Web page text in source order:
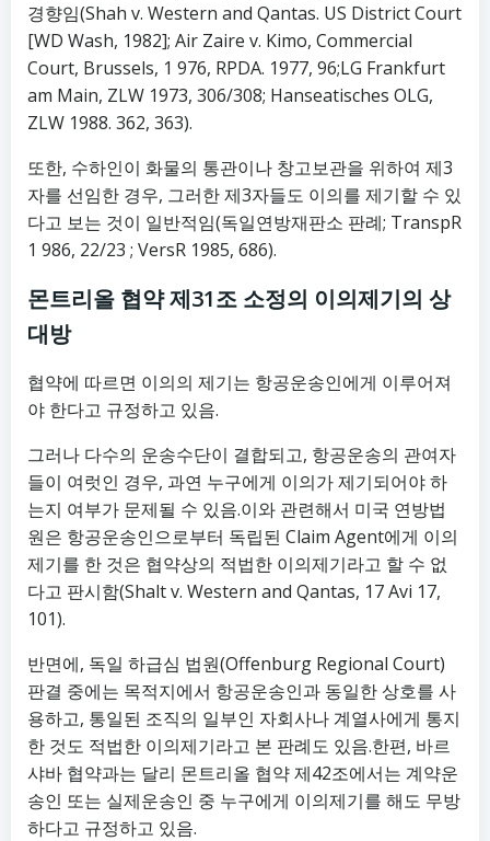
경향임(Shah v. Western and Qantas. US District Court
[WD Wash, 1982]; Air Zaire v. Kimo, Commercial
Court, Brussels, 1 976, RPDA. 1977, 96;LG Frankfurt
am Main, ZLW 1973, 306/308; Hanseatisches OLG,
ZLW 1988. 362, 363).
또한, 수하인이 화물의 통관이나 창고보관을 위하여 제3
자를 선임한 경우, 그러한 제3자들도 이의를 제기할 수 있
다고 보는 것이 일반적임(독일연방재판소 판례; TranspR
1 986, 22/23 ; VersR 1985, 686).
몬트리올 협약 제31조 소정의 이의제기의 상
대방
협약에 따르면 이의의 제기는 항공운송인에게 이루어져
야 한다고 규정하고 있음.
그러나 다수의 운송수단이 결합되고, 항공운송의 관여자
들이 여럿인 경우, 과연 누구에게 이의가 제기되어야 하
는지 여부가 문제될 수 있음.이와 관련해서 미국 연방법
원은 항공운송인으로부터 독립된 Claim Agent에게 이의
제기를 한 것은 협약상의 적법한 이의제기라고 할 수 없
다고 판시함(Shalt v. Western and Qantas, 17 Avi 17,
101).
반면에, 독일 하급심 법원(Offenburg Regional Court)
판결 중에는 목적지에서 항공운송인과 동일한 상호를 사
용하고, 통일된 조직의 일부인 자회사나 계열사에게 통지
한 것도 적법한 이의제기라고 본 판례도 있음.한편, 바르
샤바 협약과는 달리 몬트리올 협약 제42조에서는 계약운
송인 또는 실제운송인 중 누구에게 이의제기를 해도 무방
하다고 규정하고 있음.